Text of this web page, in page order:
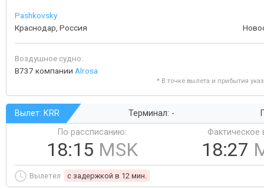
Pashkovsky
Краснодар, Россия
Воздушное судно:
B737 компании Alrosa
* В точке вылета и прибытия
Вылет: KRR Терминал: -
По рассписанию:
18:15 MSK
Фактическое
18:27
Вылетел c задержкой в 12 мин.